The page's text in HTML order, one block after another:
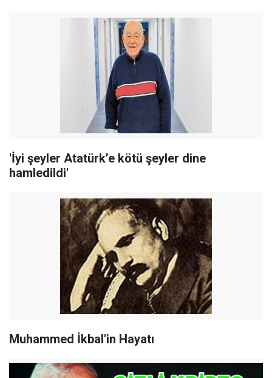
'İyi şeyler Atatürk’e kötü şeyler dine
hamledildi'
Muhammed İkbal'in Hayatı